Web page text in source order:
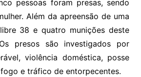
pessoas foram presas, sendo
Além da apreensão de uma
38 e quatro munições deste
presos são investigados por
violência doméstica, posse
e tráfico de entorpecentes.